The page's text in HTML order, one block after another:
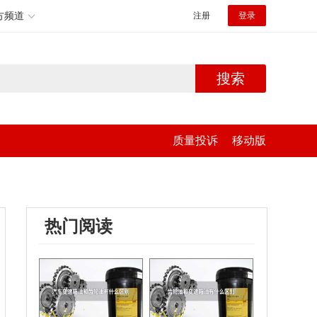
频道 注册 登录
搜索
质量投诉 移动版
热门阅读